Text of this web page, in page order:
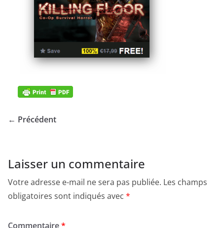
← Précédent
Laisser un commentaire
Votre adresse e-mail ne sera pas publiée. Les champs
obligatoires sont indiqués avec *
Commentaire*